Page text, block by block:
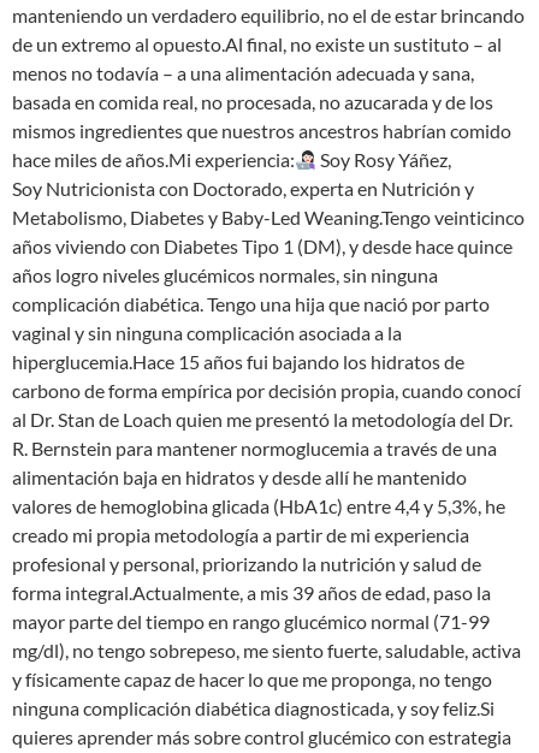
manteniendo un verdadero equilibrio, no el de estar brincando
de un extremo al opuesto.Al final, no existe un sustituto – al
menos no todavía – a una alimentación adecuada y sana,
basada en comida real, no procesada, no azucarada y de los
mismos ingredientes que nuestros ancestros habrían comido
hace miles de años.Mi experiencia:
Soy Rosy Yáñez,
Soy Nutricionista con Doctorado, experta en Nutrición y
Metabolismo, Diabetes y Baby-Led Weaning.Tengo veinticinco
años viviendo con Diabetes Tipo 1 (DM), y desde hace quince
años logro niveles glucémicos normales, sin ninguna
complicación diabética. Tengo una hija que nació por parto
vaginal y sin ninguna complicación asociada a la
hiperglucemia.Hace 15 años fui bajando los hidratos de
carbono de forma empírica por decisión propia, cuando conocí
al Dr. Stan de Loach quien me presentó la metodología del Dr.
R. Bernstein para mantener normoglucemia a través de una
alimentación baja en hidratos y desde allí he mantenido
valores de hemoglobina glicada (HbA1c) entre 4,4 y 5,3%, he
creado mi propia metodología a partir de mi experiencia
profesional y personal, priorizando la nutrición y salud de
forma integral.Actualmente, a mis 39 años de edad, paso la
mayor parte del tiempo en rango glucémico normal (71-99
mg/dl), no tengo sobrepeso, me siento fuerte, saludable, activa
y físicamente capaz de hacer lo que me proponga, no tengo
ninguna complicación diabética diagnosticada, y soy feliz.Si
quieres aprender más sobre control glucémico con estrategia